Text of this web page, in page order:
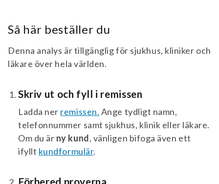
Så här beställer du
Denna analys är tillgänglig för sjukhus, kliniker och
läkare över hela världen.
Skriv ut och fyll i remissen
Ladda ner remissen. Ange tydligt namn,
telefonnummer samt sjukhus, klinik eller läkare.
Om du är ny kund, vänligen bifoga även ett
ifyllt kundformulär.
Förbered proverna